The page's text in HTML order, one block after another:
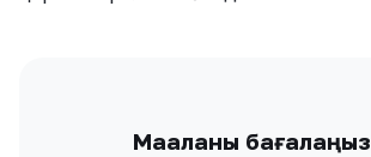
Мақаланы бағалаңыз